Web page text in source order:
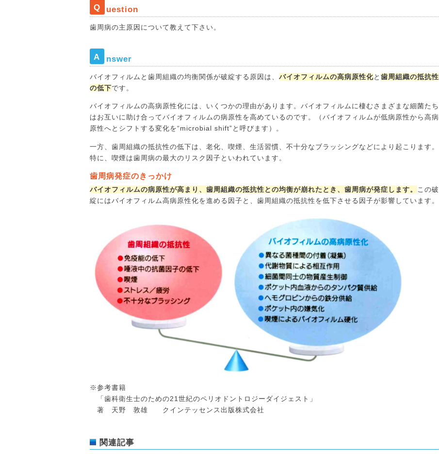
Q uestion
歯周病の主原因について教えて下さい。
A nswer
バイオフィルムと歯周組織の均衡関係が破綻する原因は、 バイオフィルムの高病原性化と 歯周組織の抵抗性
の低下です。
バイオフィルムの高病原性化には、いくつかの理由があります。バイオフィルムに棲むさまざまな細菌たち
はお互いに助け合ってバイオフィルムの病原性を高めているのです。（バイオフィルムが低病原性から高病
原性へとシフトする変化を“microbial shift”と呼びます）。
一方、歯周組織の抵抗性の低下は、老化、喫煙、生活習慣、不十分なブラッシングなどにより起こります。
特に、喫煙は歯周病の最大のリスク因子といわれています。
歯周病発症のきっかけ
バイオフィルムの病原性が高まり、歯周組織の抵抗性との均衡が崩れたとき、歯周病が発症します。 この破
綻にはバイオフィルム高病原性化を進める因子と、歯周組織の抵抗性を低下させる因子が影響しています。
※参考書籍
「歯科衛生士のための21世紀のペリオドントロジーダイジェスト」
著 天野 敦雄 クインテッセンス出版株式会社
関連記事